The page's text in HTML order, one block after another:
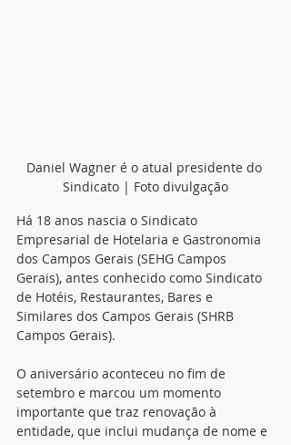
Daniel Wagner é o atual presidente do
Sindicato | Foto divulgação
Há 18 anos nascia o Sindicato
Empresarial de Hotelaria e Gastronomia
dos Campos Gerais (SEHG Campos
Gerais), antes conhecido como Sindicato
de Hotéis, Restaurantes, Bares e
Similares dos Campos Gerais (SHRB
Campos Gerais).
O aniversário aconteceu no fim de
setembro e marcou um momento
importante que traz renovação à
entidade, que inclui mudança de nome e